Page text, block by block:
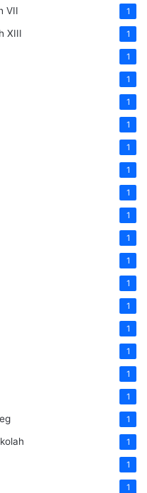
VII 1
XIII 1
1
1
1
1
1
1
1
1
1
1
1
1
1
1
1
1
1
1
1
1